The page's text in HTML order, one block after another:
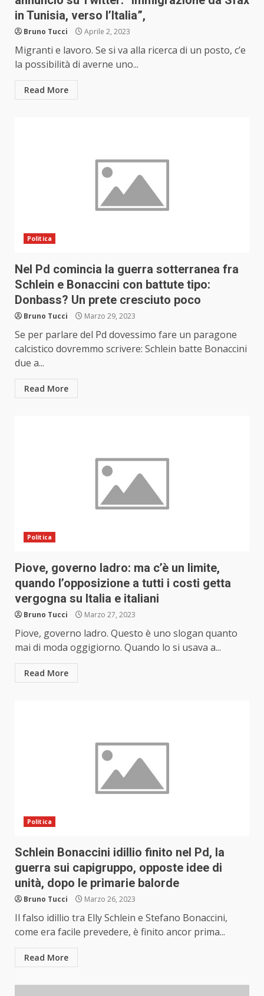
in Tunisia, verso l’Italia”,
Bruno Tucci Aprile 2, 2023
Migranti e lavoro. Se si va alla ricerca di un posto, c’e
la possibilità di averne uno...
Read More
Politica
Nel Pd comincia la guerra sotterranea fra
Schlein e Bonaccini con battute tipo:
Donbass? Un prete cresciuto poco
Bruno Tucci Marzo 29, 2023
Se per parlare del Pd dovessimo fare un paragone
calcistico dovremmo scrivere: Schlein batte Bonaccini
due a...
Read More
Politica
Piove, governo ladro: ma c’è un limite,
quando l’opposizione a tutti i costi getta
vergogna su Italia e italiani
Bruno Tucci Marzo 27, 2023
Piove, governo ladro. Questo è uno slogan quanto
mai di moda oggigiorno. Quando lo si usava a...
Read More
Politica
Schlein Bonaccini idillio finito nel Pd, la
guerra sui capigruppo, opposte idee di
unità, dopo le primarie balorde
Bruno Tucci Marzo 26, 2023
Il falso idillio tra Elly Schlein e Stefano Bonaccini,
come era facile prevedere, è finito ancor prima...
Read More